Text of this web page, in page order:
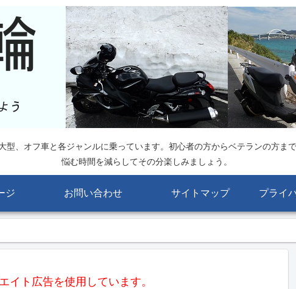
、オフ車と各ジャンルに乗っています。初心者の方からベテランの方ま
悩む時間を減らしてその分楽しみましょう。
ジ お問い合わせ サイトマップ プライ
イト広告を使用しています。